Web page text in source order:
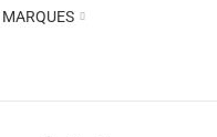
MARQUES